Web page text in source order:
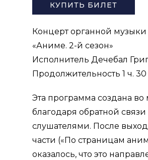
КУПИТЬ БИЛЕТ
Концерт органной музыки
«Аниме. 2-й сезон»
Исполнитель Дечебал
Продолжительность 1 ч.
Эта программа создана во
благодаря обратной связи
слушателями. После
части («По страницам
оказалось, что это